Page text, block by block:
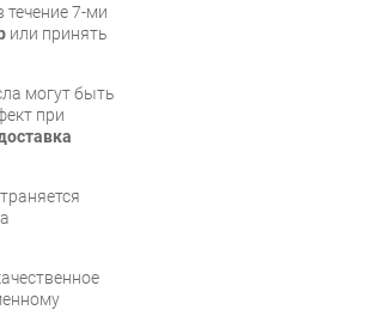
течение 7-ми
или принять
могут быть
при